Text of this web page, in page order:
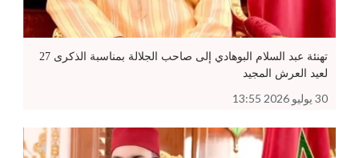
تهنئة عبد السلام البوهادي إلى صاحب الجلالة بمناسبة الذكرى 27
لعيد العرش المجيد
30 يوليو 2026 13:55